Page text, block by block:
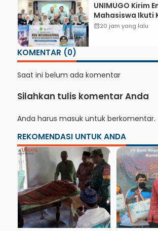
UNIMUGO Kirim
Mahasiswa Ikuti
Internasional
calendar_month20 jam yang lalu
KOMENTAR (0)
Saat ini belum ada komentar
Silahkan tulis komentar Anda
Anda harus masuk untuk berkomentar.
REKOMENDASI UNTUK ANDA